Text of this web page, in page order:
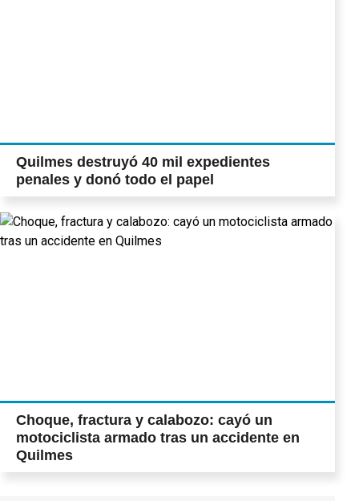
Quilmes destruyó 40 mil expedientes
penales y donó todo el papel
Choque, fractura y calabozo: cayó un
motociclista armado tras un accidente en
Quilmes